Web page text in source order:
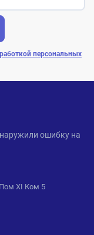
персональных
ошибку на
Пом XI Ком 5